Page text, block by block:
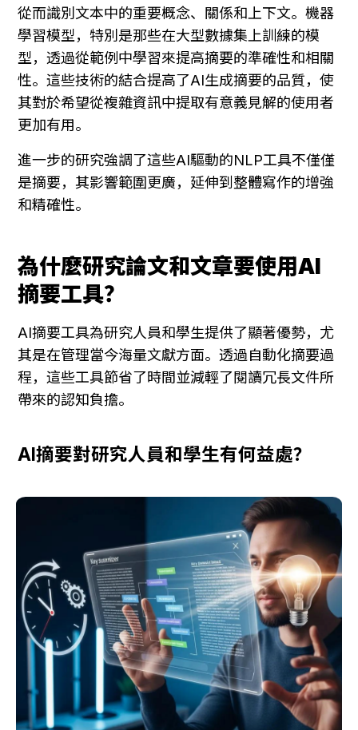
從而識別文本中的重要概念、關係和上下文。機器
學習模型，特別是那些在大型數據集上訓練的模
型，透過從範例中學習來提高摘要的準確性和相關
性。這些技術的結合提高了AI生成摘要的品質，使
其對於希望從複雜資訊中提取有意義見解的使用者
更加有用。
進一步的研究強調了這些AI驅動的NLP工具不僅僅
是摘要，其影響範圍更廣，延伸到整體寫作的增強
和精確性。
為什麼研究論文和文章要使用AI
摘要工具？
AI摘要工具為研究人員和學生提供了顯著優勢，尤
其是在管理當今海量文獻方面。透過自動化摘要過
程，這些工具節省了時間並減輕了閱讀冗長文件所
帶來的認知負擔。
AI摘要對研究人員和學生有何益處？